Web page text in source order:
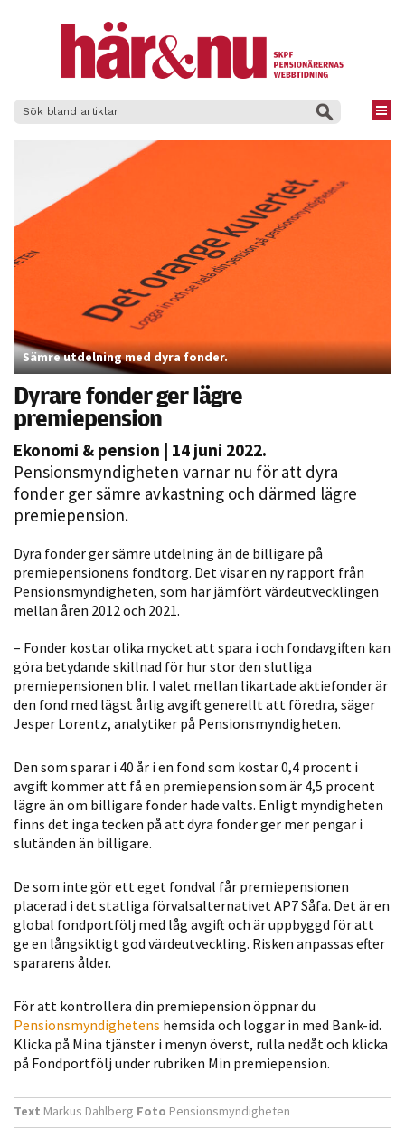
Sämre utdelning med dyra fonder.
Dyrare fonder ger lägre
premiepension
Ekonomi & pension | 14 juni 2022.
Pensionsmyndigheten varnar nu för att dyra
fonder ger sämre avkastning och därmed lägre
premiepension.
Dyra fonder ger sämre utdelning än de billigare på
premiepensionens fondtorg. Det visar en ny rapport från
Pensionsmyndigheten, som har jämfört värdeutvecklingen
mellan åren 2012 och 2021.
– Fonder kostar olika mycket att spara i och fondavgiften kan
göra betydande skillnad för hur stor den slutliga
premiepensionen blir. I valet mellan likartade aktiefonder är
den fond med lägst årlig avgift generellt att föredra, säger
Jesper Lorentz, analytiker på Pensionsmyndigheten.
Den som sparar i 40 år i en fond som kostar 0,4 procent i
avgift kommer att få en premiepension som är 4,5 procent
lägre än om billigare fonder hade valts. Enligt myndigheten
finns det inga tecken på att dyra fonder ger mer pengar i
slutänden än billigare.
De som inte gör ett eget fondval får premiepensionen
placerad i det statliga förvalsalternativet AP7 Såfa. Det är en
global fondportfölj med låg avgift och är uppbyggd för att
ge en långsiktigt god värdeutveckling. Risken anpassas efter
spararens ålder.
För att kontrollera din premiepension öppnar du
Pensionsmyndighetens hemsida och loggar in med Bank-id.
Klicka på Mina tjänster i menyn överst, rulla nedåt och klicka
på Fondportfölj under rubriken Min premiepension.
Text Markus Dahlberg Foto Pensionsmyndigheten
Nödvändiga
välja bort. De
behövs för
att hemsidan
över huvud
fungera.
Statistik
förbättra
hemsidans
funktionalitet
baserat på
hur hemsidan
används.
Upplevelse